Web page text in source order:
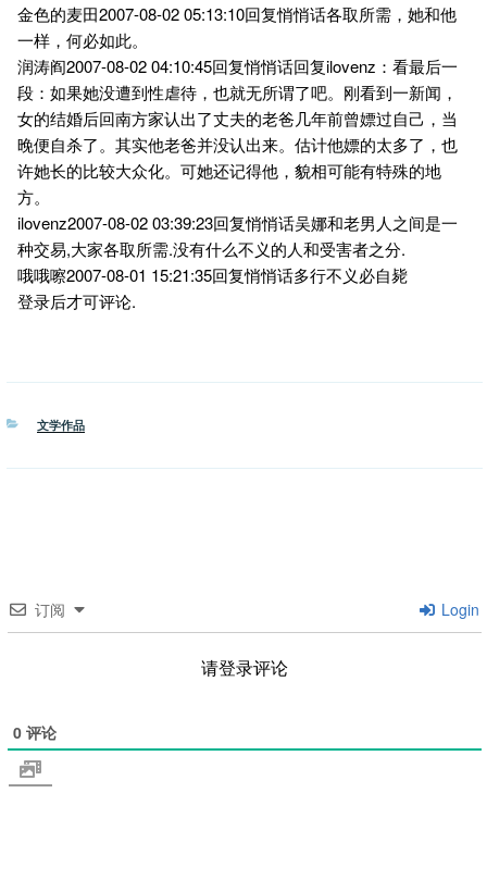
金色的麦田2007-08-02 05:13:10回复悄悄话各取所需，她和他
一样，何必如此。
润涛阎2007-08-02 04:10:45回复悄悄话回复ilovenz：看最后一
段：如果她没遭到性虐待，也就无所谓了吧。刚看到一新闻，
女的结婚后回南方家认出了丈夫的老爸几年前曾嫖过自己，当
晚便自杀了。其实他老爸并没认出来。估计他嫖的太多了，也
许她长的比较大众化。可她还记得他，貌相可能有特殊的地
方。
ilovenz2007-08-02 03:39:23回复悄悄话吴娜和老男人之间是一
种交易,大家各取所需.没有什么不义的人和受害者之分.
哦哦嚓2007-08-01 15:21:35回复悄悄话多行不义必自毙
登录后才可评论.
分
文学作品
订阅 Login
请登录评论
0 评论